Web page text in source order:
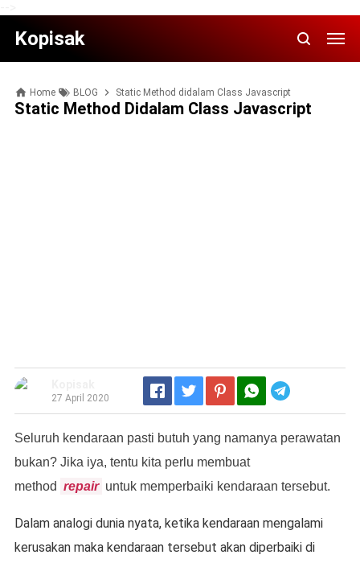
Kopisak
Home BLOG Static Method didalam Class Javascript
Static Method Didalam Class Javascript
27 April 2020
Seluruh kendaraan pasti butuh yang namanya perawatan
bukan? Jika iya, tentu kita perlu membuat
method repair untuk memperbaiki kendaraan tersebut.
Dalam analogi dunia nyata, ketika kendaraan mengalami
kerusakan maka kendaraan tersebut akan diperbaiki di